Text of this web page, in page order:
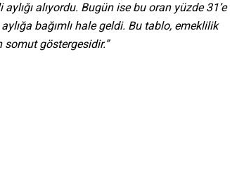
alıyordu. Bugün ise bu oran yüzde 31’e
bağımlı hale geldi. Bu tablo, emeklilik
göstergesidir.”